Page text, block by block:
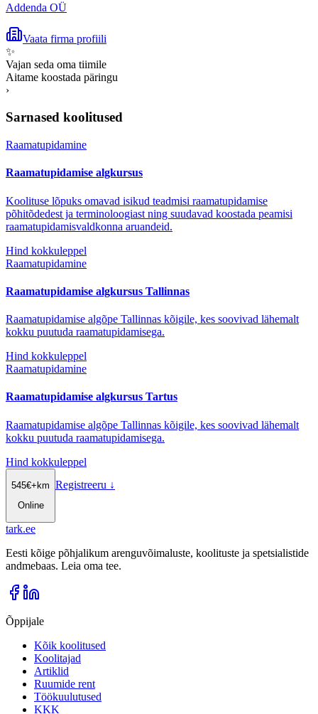
Addenda OÜ
Vaata firma profiili
✨
Vajan seda oma tiimile
Aitame koostada päringu
›
Sarnased koolitused
Raamatupidamine
Raamatupidamise algkursus
Koolituse lõpuks omavad isikud teadmisi raamatupidamise
põhitõdedest ja terminoloogiast ning suudavad koostada peamisi
raamatupidamisvaldkonna aruandeid.
Hind kokkuleppel
Raamatupidamine
Raamatupidamise algkursus Tallinnas
Raamatupidamise algõpe Tallinnas kõigile, kes soovivad lähemalt
kokku puutuda raamatupidamisega.
Hind kokkuleppel
Raamatupidamine
Raamatupidamise algkursus Tartus
Raamatupidamise algõpe Tallinnas kõigile, kes soovivad lähemalt
kokku puutuda raamatupidamisega.
Hind kokkuleppel
545€+km
Online
Registreeru ↓
tark.ee
Eesti kõige põhjalikum arenguvõimaluste, koolituste ja spetsialistide
andmebaas. Leia oma tee.
Õppijale
Kõik koolitused
Koolitajad
Artiklid
Ruumide rent
Töökuulutused
KKK